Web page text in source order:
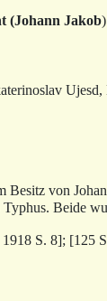
(Johann Jakob)
Besitz von
Beide
S. 8]; [125